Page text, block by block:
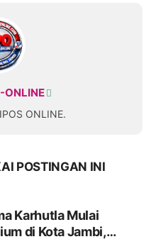
ONLINE
ONLINE.
POSTINGAN INI
Karhutla Mulai
di Kota Jambi,